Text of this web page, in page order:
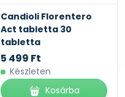
Candioli Florentero
Act tabletta 30
tabletta
5 499 Ft
Készleten
Kosárba